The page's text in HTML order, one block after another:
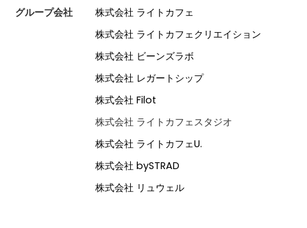
グループ会社
株式会社 ライトカフェ
株式会社 ライトカフェクリエイション
株式会社 ビーンズラボ
株式会社 レガートシップ
株式会社 Filot
株式会社 ライトカフェスタジオ
株式会社 ライトカフェU.
株式会社 bySTRAD
株式会社 リュウェル